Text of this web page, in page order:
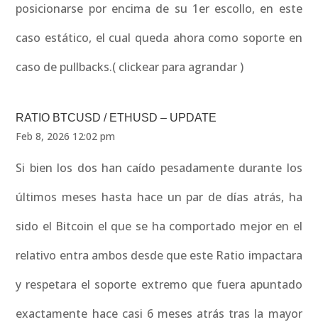
posicionarse por encima de su 1er escollo, en este
caso estático, el cual queda ahora como soporte en
caso de pullbacks.( clickear para agrandar )
RATIO BTCUSD / ETHUSD – UPDATE
Feb 8, 2026 12:02 pm
Si bien los dos han caído pesadamente durante los
últimos meses hasta hace un par de días atrás, ha
sido el Bitcoin el que se ha comportado mejor en el
relativo entra ambos desde que este Ratio impactara
y respetara el soporte extremo que fuera apuntado
exactamente hace casi 6 meses atrás tras la mayor